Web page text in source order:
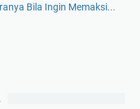
Bila Ingin Memaksi...